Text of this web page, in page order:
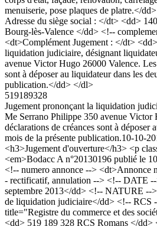
menuiserie, pose plaques de platre.</
Adresse du siège social : </dt> <dd>
Bourg-lès-Valence </dd> <!--
<dt>Complément Jugement : </dt>
liquidation judiciaire, désignant
avenue Victor Hugo 26000 Valence.
sont à déposer au liquidateur dans les
publication.</dd> </dl>
519189328
Jugement prononçant la liquidation
Me Serrano Philippe 350 avenue Victor
déclarations de créances sont à déposer
mois de la présente publication.10-10-
<h3>Jugement d'ouverture</h3> <p
<em>Bodacc A n°20130196 publié le
<!-- numero annonce --> <dt>Annonce
- rectificatif, annulation --> <!-- DATE
septembre 2013</dd> <!-- NATURE --
de liquidation judiciaire</dd> <!-- RCS
title="Registre du commerce et des
<dd> 519 189 328 RCS Romans </